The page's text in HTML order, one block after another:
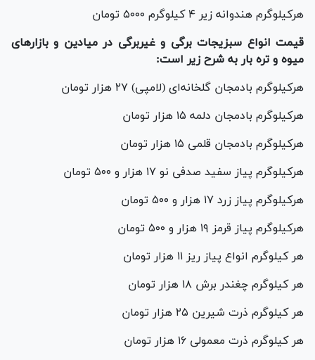
هرکیلوگرم هندوانه زیر ۴ کیلوگرم ۵۰۰۰ تومان
قیمت انواع سبزیجات برگی و غیربرگی در میادین و بازار‌های
میوه و تره بار به شرح زیر است:
هرکیلوگرم بادمجان گلخانه‌ای (لامپی) ۲۷ هزار تومان
هرکیلوگرم بادمجان دلمه ۱۵ هزار تومان
هرکیلوگرم بادمجان قلمی ۱۵ هزار تومان
هرکیلوگرم پیاز سفید صدفی نو ۱۷ هزار و ۵۰۰ تومان
هرکیلوگرم پیاز زرد ۱۷ هزار و ۵۰۰ تومان
هرکیلوگرم پیاز قرمز ۱۹ هزار و ۵۰۰ تومان
هر کیلوگرم انواع پیاز ریز ۱۱ هزار تومان
هر کیلوگرم چغندر برش ۱۸ هزار تومان
هر کیلوگرم ذرت شیرین ۲۵ هزار تومان
هر کیلوگرم ذرت معمولی ۱۶ هزار تومان